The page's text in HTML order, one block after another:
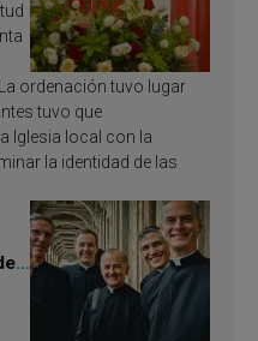
ordenación tuvo lugar
tuvo que
Iglesia local con la
la identidad de las